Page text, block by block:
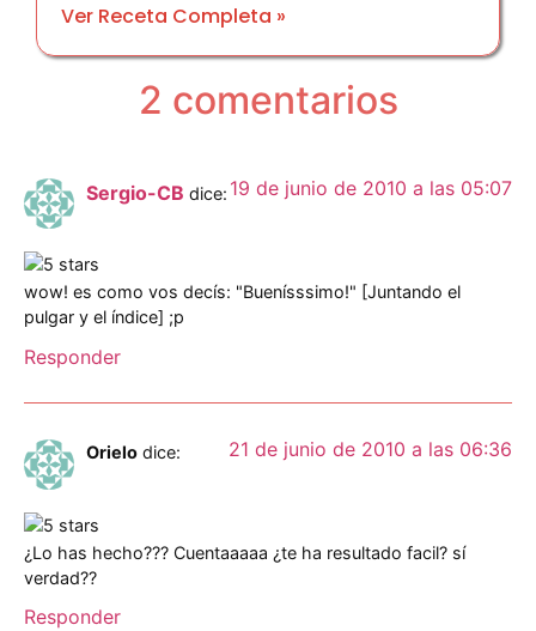
Ver Receta Completa »
2 comentarios
Sergio-CB dice: 19 de junio de 2010 a las 05:07
wow! es como vos decís: "Buenísssimo!" [Juntando el
pulgar y el índice] ;p
Responder
Orielo dice: 21 de junio de 2010 a las 06:36
¿Lo has hecho??? Cuentaaaaa ¿te ha resultado facil? sí
verdad??
Responder